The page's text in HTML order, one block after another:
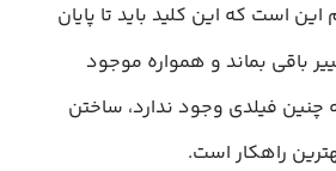
این است که این کلید باید تا پایان
باقی بماند و همواره موجود
چنین فیلدی وجود ندارد، ساختن
راهکار است.